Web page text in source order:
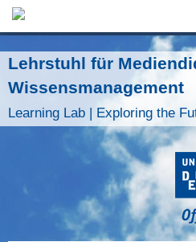
Jump to
Lehrstuhl für
Wissensmanagement
Learning Lab | Exploring the